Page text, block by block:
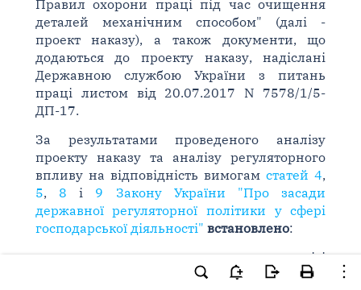
Правил охорони праці під час очищення
деталей механічним способом" (далі -
проект наказу), а також документи, що
додаються до проекту наказу, надіслані
Державною службою України з питань
праці листом від 20.07.2017 N 7578/1/5-
ДП-17.
За результатами проведеного аналізу
проекту наказу та аналізу регуляторного
впливу на відповідність вимогамстатей 4,
5, 8 і 9 Закону України "Про засади
державної регуляторної політики у сфері
господарської діяльності" встановлено:
проект наказу, як зазначено в аналізі
регуляторного впливу (далі - АРВ),